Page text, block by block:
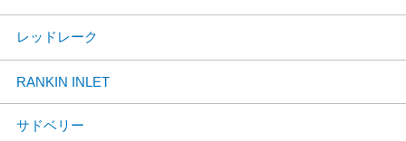
レッドレーク
RANKIN INLET
サドベリー